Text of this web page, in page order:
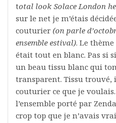
total look Solace London
sur le net je m’étais
couturier (on parle
ensemble estival). Le
était tout en blanc. Pas si
un beau tissu blanc qui
transparent. Tissu
couturier ce que je
l’ensemble porté par
crop top que je n’avais